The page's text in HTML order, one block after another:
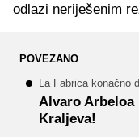
odlazi neriješenim
POVEZANO
La Fabrica konačno
Alvaro
Kraljeva!